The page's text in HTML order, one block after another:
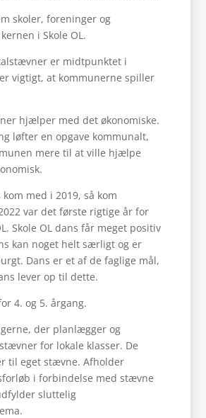
skoler, foreninger og
i Skole OL.
er midtpunktet i
vigtigt, at kommunerne spiller
hjælper med det økonomiske.
løfter en opgave kommunalt,
mere til at ville hjælpe
kom med i 2019, så kom
var det første rigtige år for
Skole OL dans får meget positiv
kan noget helt særligt og er
Dans er et af de faglige mål,
lever op til dette.
4. og 5. årgang.
der planlægger og
for lokale klasser. De
til eget stævne. Afholder
i forbindelse med stævne
sluttelig